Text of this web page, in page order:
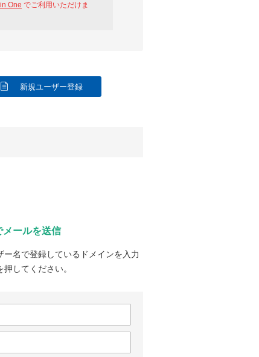
One でご利用いただけま
新規ユーザー登録
メールを送信
名で登録しているドメインを入力
してください。